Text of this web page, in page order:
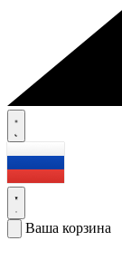
Ваша корзина